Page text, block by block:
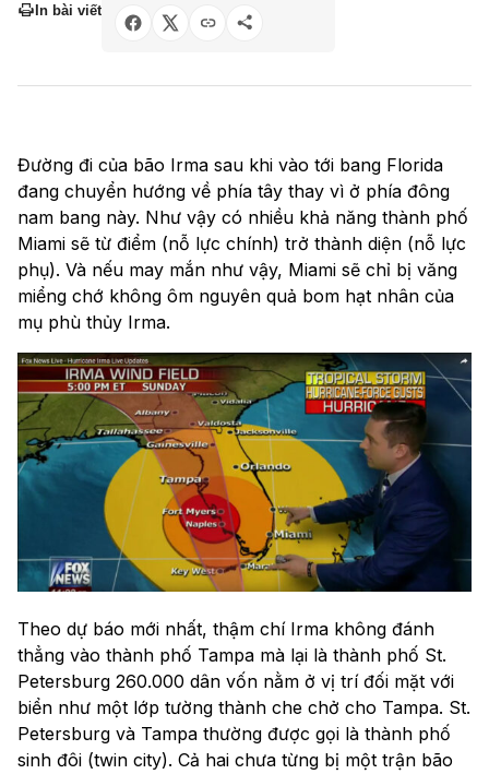
In bài viết
Đường đi của bão Irma sau khi vào tới bang Florida
đang chuyển hướng về phía tây thay vì ở phía đông
nam bang này. Như vậy có nhiều khả năng thành phố
Miami sẽ từ điểm (nỗ lực chính) trở thành diện (nỗ lực
phụ). Và nếu may mắn như vậy, Miami sẽ chỉ bị văng
miểng chớ không ôm nguyên quả bom hạt nhân của
mụ phù thủy Irma.
Theo dự báo mới nhất, thậm chí Irma không đánh
thẳng vào thành phố Tampa mà lại là thành phố St.
Petersburg 260.000 dân vốn nằm ở vị trí đối mặt với
biển như một lớp tường thành che chở cho Tampa. St.
Petersburg và Tampa thường được gọi là thành phố
sinh đôi (twin city). Cả hai chưa từng bị một trận bão